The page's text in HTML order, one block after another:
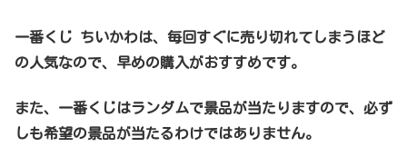
一番くじ ちいかわは、毎回すぐに売り切れてしまうほど
の人気なので、早めの購入がおすすめです。
また、一番くじはランダムで景品が当たりますので、必ず
しも希望の景品が当たるわけではありません。